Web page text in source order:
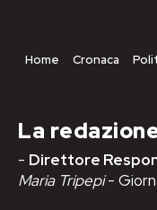
Home Cronaca
La
- Direttore
Maria Tripepi-